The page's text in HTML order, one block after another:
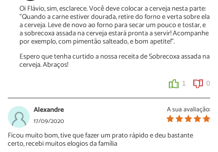
Oi Flávio, sim, esclarece. Você deve colocar a cerveja nesta parte:
"Quando a carne estiver dourada, retire do forno e verta sobre ela
a cerveja. Leve de novo ao forno para secar um pouco e tostar, e
a sobrecoxa assada na cerveja estará pronta a servir! Acompanhe
por exemplo, com pimentão salteado, e bom apetite!".
Espero que tenha curtido a nossa receita de Sobrecoxa assada na
cerveja. Abraços!
1 0
A sua avaliação:
Alexandre
17/09/2020
Ficou muito bom, tive que fazer um prato rápido e deu bastante
certo, recebi muitos elogios da família